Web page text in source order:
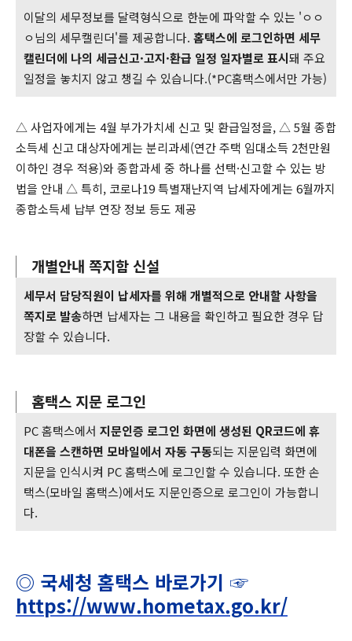
이달의 세무정보를 달력형식으로 한눈에 파악할 수 있는 'ㅇㅇ
ㅇ님의 세무캘린더'를 제공합니다. 홈택스에 로그인하면 세무
캘린더에 나의 세금신고·고지·환급 일정 일자별로 표시돼 주요
일정을 놓치지 않고 챙길 수 있습니다.(*PC홈택스에서만 가능)
△ 사업자에게는 4월 부가가치세 신고 및 환급일정을, △ 5월 종합
소득세 신고 대상자에게는 분리과세(연간 주택 임대소득 2천만원
이하인 경우 적용)와 종합과세 중 하나를 선택·신고할 수 있는 방
법을 안내 △ 특히, 코로나19 특별재난지역 납세자에게는 6월까지
종합소득세 납부 연장 정보 등도 제공
개별안내 쪽지함 신설
세무서 담당직원이 납세자를 위해 개별적으로 안내할 사항을
쪽지로 발송하면 납세자는 그 내용을 확인하고 필요한 경우 답
장할 수 있습니다.
홈택스 지문 로그인
PC 홈택스에서 지문인증 로그인 화면에 생성된 QR코드에 휴
대폰을 스캔하면 모바일에서 자동 구동되는 지문입력 화면에
지문을 인식시켜 PC 홈택스에 로그인할 수 있습니다. 또한 손
택스(모바일 홈택스)에서도 지문인증으로 로그인이 가능합니
다.
◎ 국세청 홈택스 바로가기 ☞
https://www.hometax.go.kr/